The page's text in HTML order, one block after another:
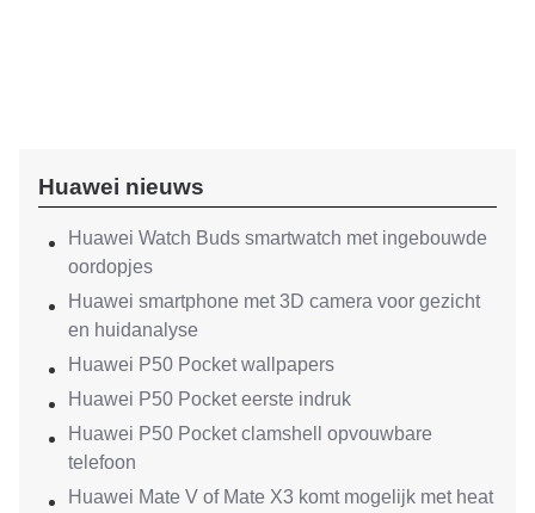
Huawei nieuws
Huawei Watch Buds smartwatch met ingebouwde
oordopjes
Huawei smartphone met 3D camera voor gezicht
en huidanalyse
Huawei P50 Pocket wallpapers
Huawei P50 Pocket eerste indruk
Huawei P50 Pocket clamshell opvouwbare
telefoon
Huawei Mate V of Mate X3 komt mogelijk met heat